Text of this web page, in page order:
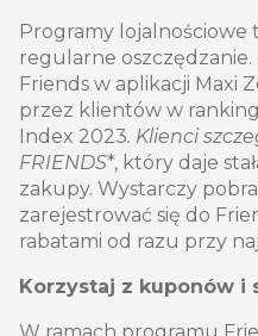
Programy lojalnościowe
regularne
Friends w aplikacji Maxi
przez klientów w
Index 2023. Klienci
FRIENDS*, który daje
zakupy. Wystarczy
zarejestrować się do
rabatami od razu przy
Korzystaj z kuponów i